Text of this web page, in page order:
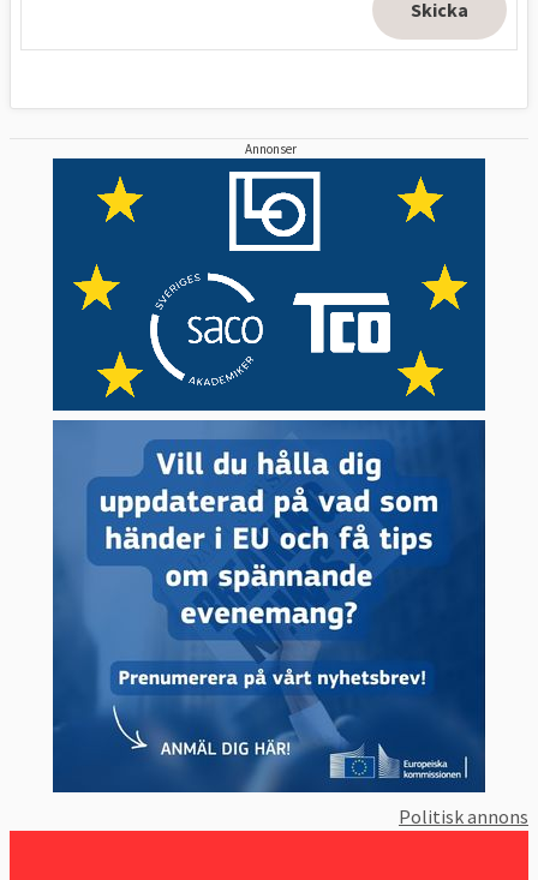
Annonser
Politisk annons